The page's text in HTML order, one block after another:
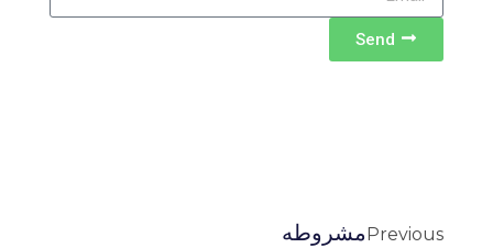
Send
Previousمشروطه